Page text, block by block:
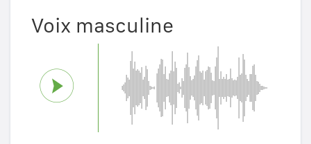
Voix masculine